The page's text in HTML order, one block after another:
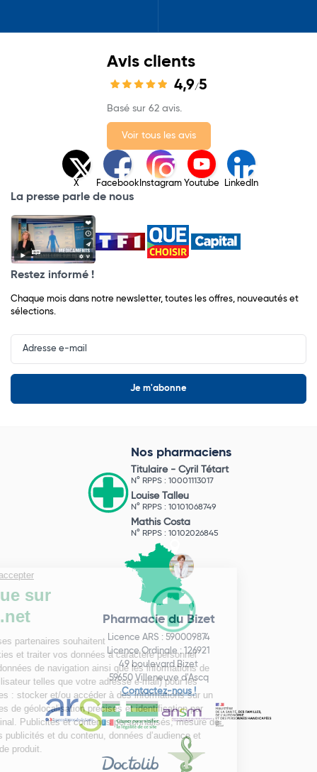
Avis clients
4,9/5
Basé sur 62 avis.
Voir tous les avis
X Facebook Instagram Youtube LinkedIn
La presse parle de nous
Restez informé !
Chaque mois dans notre newsletter, toutes les offres, nouveautés et
sélections.
Input
Newsletter
Nos pharmaciens
Titulaire - Cyril Tétart
N° RPPS : 10001113017
Louise Talleu
N° RPPS : 10101068749
Mathis Costa
N° RPPS : 10102026845
Pharmacie du Bizet
Licence ARS : 590009874
Licence Ordinale : 126921
49 boulevard Bizet
59650 Villeneuve d'Ascq
Contactez-nous !